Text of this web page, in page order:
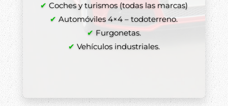
✔ Coches y turismos (todas las marcas)
✔ Automóviles 4×4 – todoterreno.
✔ Furgonetas.
✔ Vehículos industriales.